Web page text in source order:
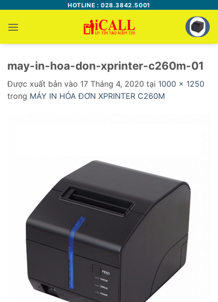
nội
dung
HOTLINE : 028.3842.5001
may-in-hoa-don-xprinter-c260m-01
Được xuất bản vào 17 Tháng 4, 2020 tại 1000 × 1250
trong MÁY IN HÓA ĐƠN XPRINTER C260M